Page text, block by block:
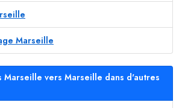
Marseille
vers Marseille dans d'autres